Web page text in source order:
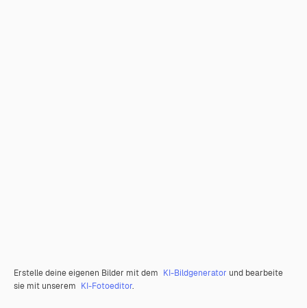
Erstelle deine eigenen Bilder mit dem KI-Bildgenerator und bearbeite
sie mit unserem KI-Fotoeditor.